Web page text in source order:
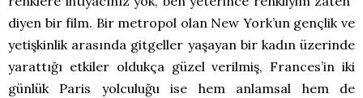
diyen bir film. Bir metropol olan New York’un gençlik ve
yetişkinlik arasında gitgeller yaşayan bir kadın üzerinde
yarattığı etkiler oldukça güzel verilmiş, Frances’in iki
günlük Paris yolculuğu ise hem anlamsal hem de